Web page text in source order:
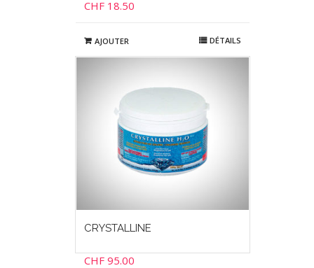
CHF18.50
AJOUTER DÉTAILS
CRYSTALLINE
CHF95.00